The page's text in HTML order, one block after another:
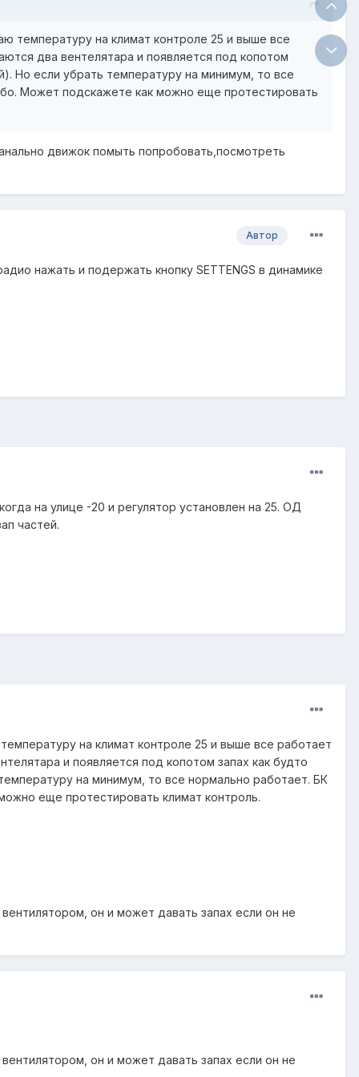
температуру на климат контроле 25 и выше все
два вентелятара и появляется под копотом
Но если убрать температуру на минимум, то все
Может подскажете как можно еще протестировать
движок помыть попробовать,посмотреть
Автор
нажать и подержать кнопку SETTENGS в динамике
на улице -20 и регулятор установлен на 25. ОД
частей.
на климат контроле 25 и выше все работает
и появляется под копотом запах как будто
на минимум, то все нормально работает. БК
еще протестировать климат контроль.
он и может давать запах если он не
он и может давать запах если он не